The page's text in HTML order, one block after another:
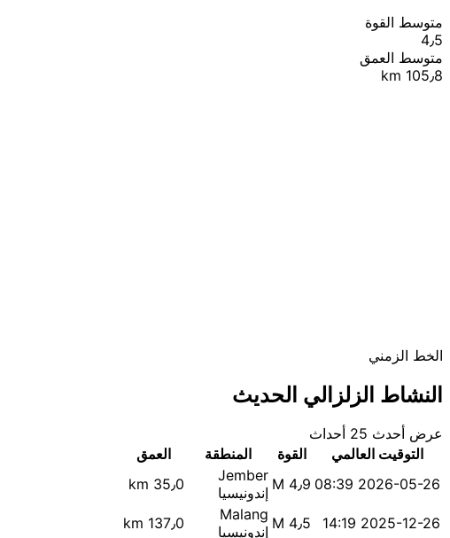
متوسط القوة
4٫5
متوسط العمق
105٫8 km
Leaflet
© OpenStreetMap contributors
الخط الزمني
النشاط الزلزالي الحديث
عرض أحدث 25 أحداث
التوقيت العالمي
القوة المنطقة
العمق
2026-05-26 08:39
M 4٫9 Jember
إندونيسيا
35٫0 km
2025-12-26 14:19 M 4٫5 Malang
إندونيسيا
137٫0 km